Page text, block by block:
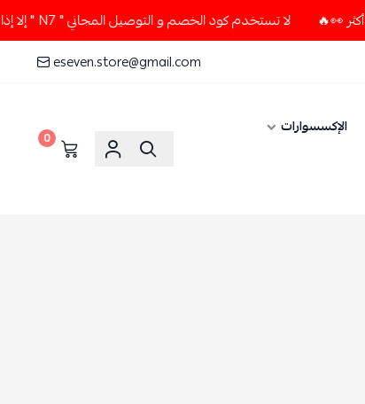
لا تستخدم كود الخصم و التوصيل المجاني " N7 " إلا إذا طلبت قطعتين أو أكثر 👀🔥
eseven.store@gmail.com
الإكسسوارات
0